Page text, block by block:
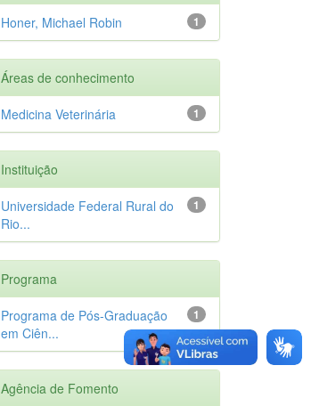
1
Honer, Michael Robin
Áreas de conhecimento
1
Medicina Veterinária
Instituição
1
Universidade Federal Rural do
Rio...
Programa
1
Programa de Pós-Graduação
em Ciên...
Agência de Fomento